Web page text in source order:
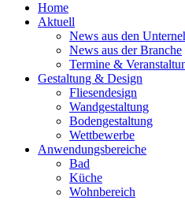
Home
Aktuell
News aus den
News aus der Branche
Termine &
Gestaltung & Design
Fliesendesign
Wandgestaltung
Bodengestaltung
Wettbewerbe
Anwendungsbereiche
Bad
Küche
Wohnbereich